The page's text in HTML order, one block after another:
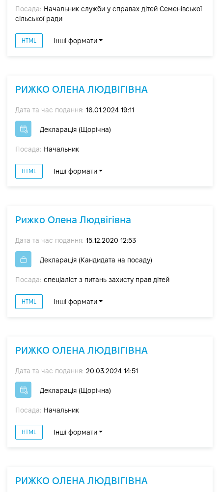
Посада: Начальник служби у справах дітей Семенівської
сільської ради
HTML Інші формати
РИЖКО ОЛЕНА ЛЮДВІГІВНА
Дата та час подання: 16.01.2024 19:11
Декларація (Щорічна)
Посада: Начальник
HTML Інші формати
Рижко Олена Людвігівна
Дата та час подання: 15.12.2020 12:53
Декларація (Кандидата на посаду)
Посада: спеціаліст з питань захисту прав дітей
HTML Інші формати
РИЖКО ОЛЕНА ЛЮДВІГІВНА
Дата та час подання: 20.03.2024 14:51
Декларація (Щорічна)
Посада: Начальник
HTML Інші формати
РИЖКО ОЛЕНА ЛЮДВІГІВНА